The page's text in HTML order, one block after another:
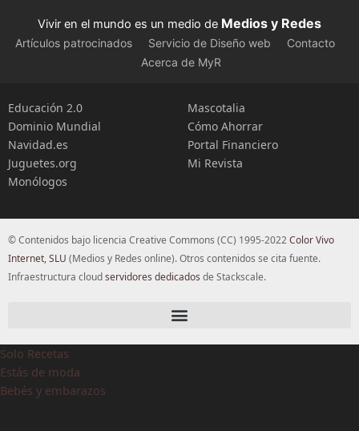
Vivir en el mundo es un medio de Medios y Redes
Artículos patrocinados Servicio de Diseño web
Contacto
Acerca de MyR
Educación 2.0
Dominio Mundial
Navidad.es
Juguetes.org
Monólogos
Mascotalia
Cómo Ahorrar
Portal Financiero
Mi Revista
© Contenidos bajo licencia Creative Commons (CC) 1995-2022Color Vivo
Internet, SLU (Medios y Redes online). Otros contenidos se cita fuente.
Infraestructura cloudservidores dedicados de Stackscale.
Solo Recetas
Estás de moda
Bebés y embarazos